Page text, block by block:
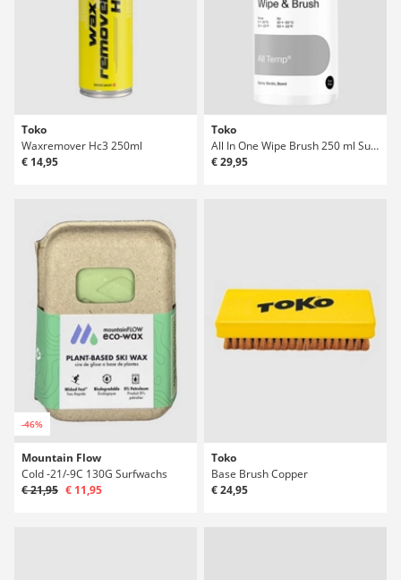
Toko
Waxremover Hc3 250ml
€ 14,95
Toko
All In One Wipe Brush 250 ml Surfwachs
€ 29,95
-46%
Mountain Flow
Cold -21/-9C 130G Surfwachs
€ 21,95 € 11,95
Toko
Base Brush Copper
€ 24,95